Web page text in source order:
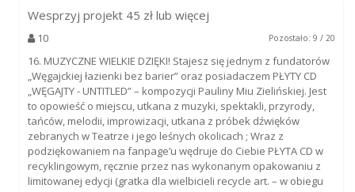
Wesprzyj projekt 45 zł lub więcej
10 Pozostało: 9 / 20
16. MUZYCZNE WIELKIE DZIĘKI! Stajesz się jednym z fundatorów
„Węgajckiej łazienki bez barier” oraz posiadaczem PŁYTY CD
„WĘGAJTY - UNTITLED” – kompozycji Pauliny Miu Zielińskiej. Jest
to opowieść o miejscu, utkana z muzyki, spektakli, przyrody,
tańców, melodii, improwizacji, utkana z próbek dźwięków
zebranych w Teatrze i jego leśnych okolicach ; Wraz z
podziękowaniem na fanpage’u wędruje do Ciebie PŁYTA CD w
recyklingowym, ręcznie przez nas wykonanym opakowaniu z
limitowanej edycji (gratka dla wielbicieli recycle art. – w obiegu